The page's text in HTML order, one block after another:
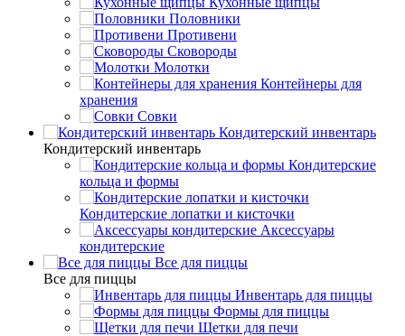
Половники
Противени
Сковороды
Молотки
Контейнеры для
хранения
Совки
Кондитерский инвентарь
Кондитерский инвентарь
Кондитерские
кольца и формы
Кондитерские лопатки и кисточки
Аксессуары
кондитерские
Все для пиццы
Все для пиццы
Инвентарь для пиццы
Формы для пиццы
Щетки для печи